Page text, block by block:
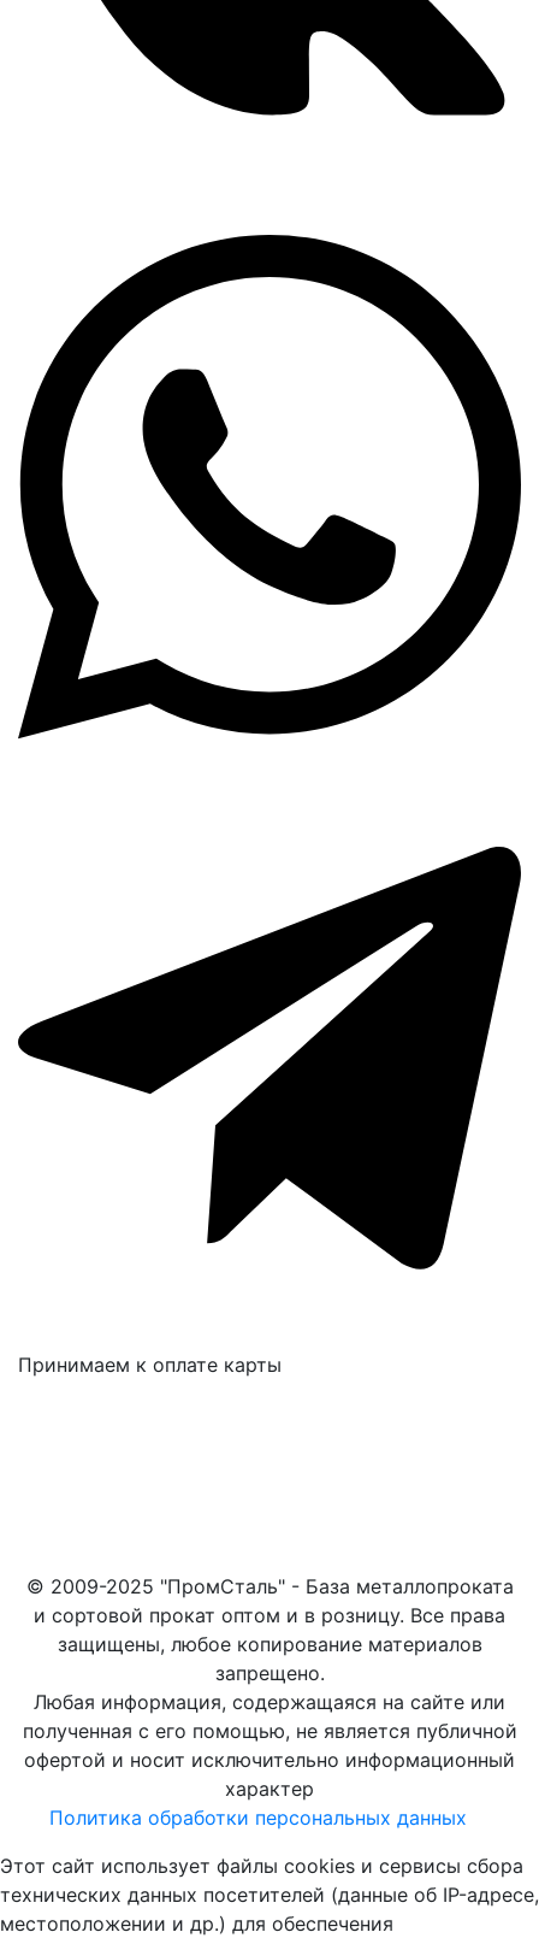
Принимаем к оплате карты
© 2009-2025 "ПромСталь" - База металлопроката
и сортовой прокат оптом и в розницу. Все права
защищены, любое копирование материалов
запрещено.
Любая информация, содержащаяся на сайте или
полученная с его помощью, не является публичной
офертой и носит исключительно информационный
характер
Политика обработки персональных данных
Этот сайт использует файлы cookies и сервисы сбора
технических данных посетителей (данные об IP-адресе,
местоположении и др.) для обеспечения